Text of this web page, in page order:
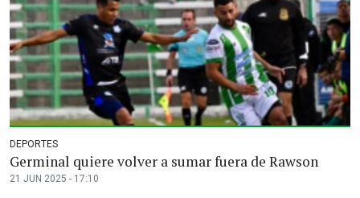
DEPORTES
Germinal quiere volver a sumar fuera de Rawson
21 JUN 2025 - 17:10